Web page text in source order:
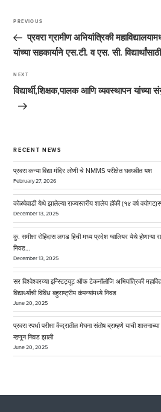
navigation
Previous
Post
PREVIOUS
प्रवरा ग्रामीण अभियांत्रिकी
यांच्या सहकार्याने एस.टी. व एस. सी.
Next
Post
NEXT
विद्यार्थी,शिक्षक,पालक आणि व्यवस्थापन यांच्या
RECENT NEWS
प्रवरा कन्या विद्या मंदिर लोणी चे NMMS परीक्षेत घवघवीत यश
February 27, 2026
कोळपेवाडी येथे झालेल्या राज्यस्तरीय शालेय हॉकी (१४ वर्ष
December 13, 2025
कु. समीक्षा रोहिदास लगड हिची मध्य प्रदेश ग्वालियर येथे होणाऱ्या
निवड…
December 13, 2025
सर विश्वेश्वरय्या इन्स्टिट्यूट ऑफ टेकनॉलॉजि अभियांत्रिकी
विद्यार्थ्यांची विविध बहुराष्ट्रीय कंपन्यांमध्ये निवड
June 20, 2025
प्रवरा स्पर्धा परीक्षा केंद्रातील मेघना संतोष ब्राम्हणे याची
म्हणून निवड झाली
June 20, 2025